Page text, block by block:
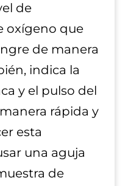
de
oxígeno que
de manera
indica la
y el pulso del
rápida y
esta
una aguja
de